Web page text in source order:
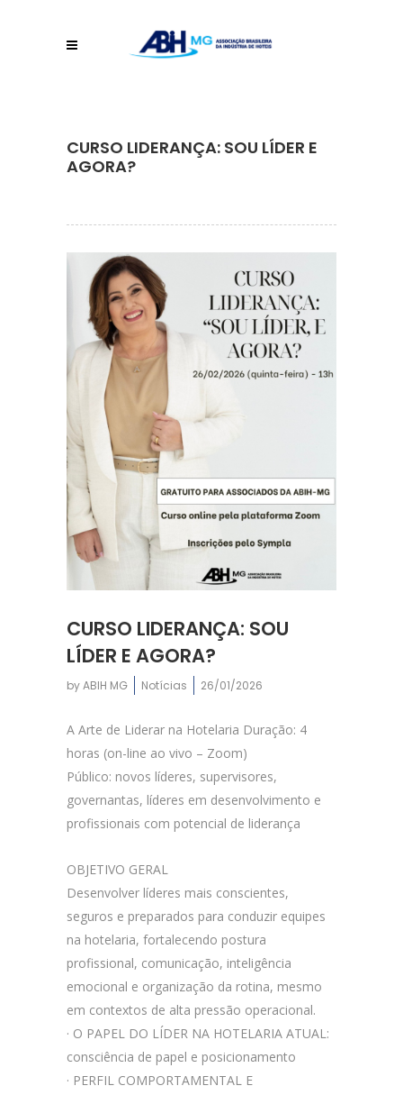
CURSO LIDERANÇA: SOU LÍDER E
AGORA?
CURSO LIDERANÇA: SOU
LÍDER E AGORA?
byABIH MG Notícias 26/01/2026
A Arte de Liderar na Hotelaria Duração: 4
horas (on-line ao vivo – Zoom)
Público: novos líderes, supervisores,
governantas, líderes em desenvolvimento e
profissionais com potencial de liderança
OBJETIVO GERAL
Desenvolver líderes mais conscientes,
seguros e preparados para conduzir equipes
na hotelaria, fortalecendo postura
profissional, comunicação, inteligência
emocional e organização da rotina, mesmo
em contextos de alta pressão operacional.
· O PAPEL DO LÍDER NA HOTELARIA ATUAL:
consciência de papel e posicionamento
· PERFIL COMPORTAMENTAL E